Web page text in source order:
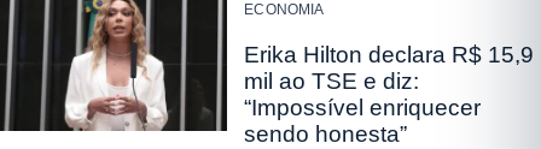
ECONOMIA
Erika Hilton declara R$ 15,9
mil ao TSE e diz:
“Impossível enriquecer
sendo honesta”